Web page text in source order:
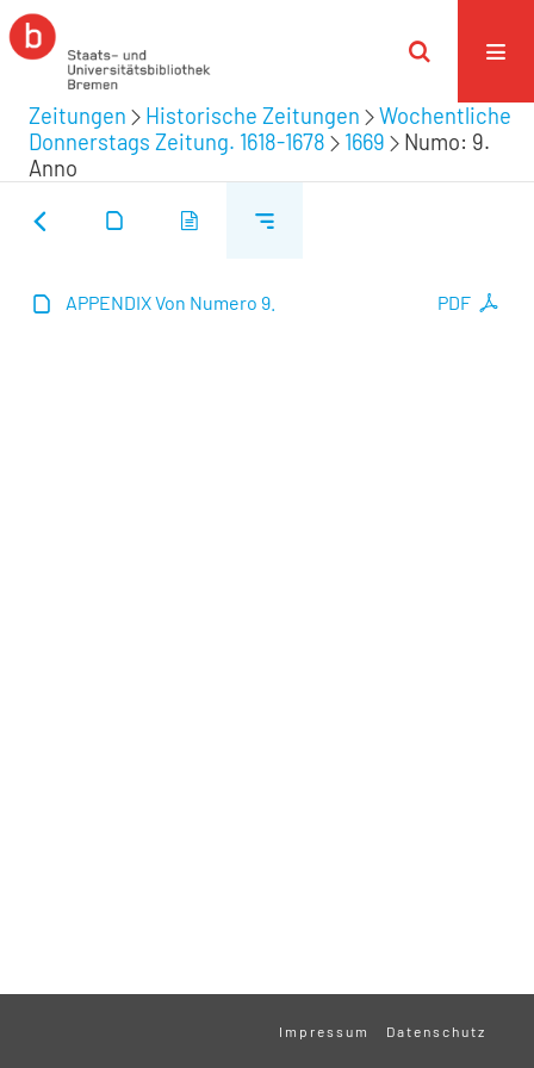
Zeitungen Historische Zeitungen
Wochentliche
Donnerstags Zeitung. 1618-1678
1669
Numo: 9.
Anno
PDF
APPENDIX Von Numero 9.
Impressum Datenschutz